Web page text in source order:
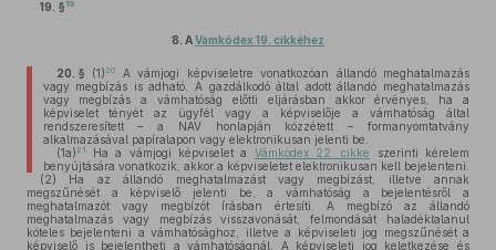
19. § 19
8. AVámkódex 19. cikkéhez
20. § (1) 20
A vámjogi képviseletre vonatkozóan állandó meghatalmazás
vagy megbízás is adható. A gazdálkodó által adott állandó meghatalmazás
vagy megbízás a vámhatóság előtti eljárásban akkor érvényes, ha a
képviselet tényét az ügyfél vagy a képviselője a vámhatóság által
rendszeresített – a NAV honlapján közzétett – formanyomtatvány
alkalmazásával papíralapon vagy elektronikusan jelenti be.
(1a) 21 Ha a vámjogi képviselet a Vámkódex 22. cikke
szerinti kérelem
benyújtására vonatkozik, akkor a képviseletet elektronikusan kell bejelenteni.
(2) Ha az állandó meghatalmazást vagy megbízást, illetve annak
megszűnését a képviselő jelenti be, a vámhatóság a bejelentésről a
meghatalmazót vagy megbízót írásban értesíti. A megbízó az állandó
meghatalmazás vagy megbízás visszavonását, felmondását haladéktalanul
köteles bejelenteni a vámhatósághoz, illetve a képviseleti jog megszűnését a
képviselő is bejelentheti a vámhatóságnál. A képviseleti jog keletkezése és